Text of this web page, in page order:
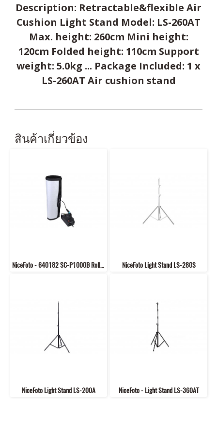
Description: Retractable&flexible Air
Cushion Light Stand Model: LS-260AT
Max. height: 260cm Mini height:
120cm Folded height: 110cm Support
weight: 5.0kg ... Package Included: 1 x
LS-260AT Air cushion stand
สินค้าเกี่ยวข้อง
NiceFoto - 640182 SC-P1000B Roll Flex LED Video Light NiceFoto Light Stand LS-280S
NiceFoto Light Stand LS-200A NiceFoto - Light Stand LS-360AT